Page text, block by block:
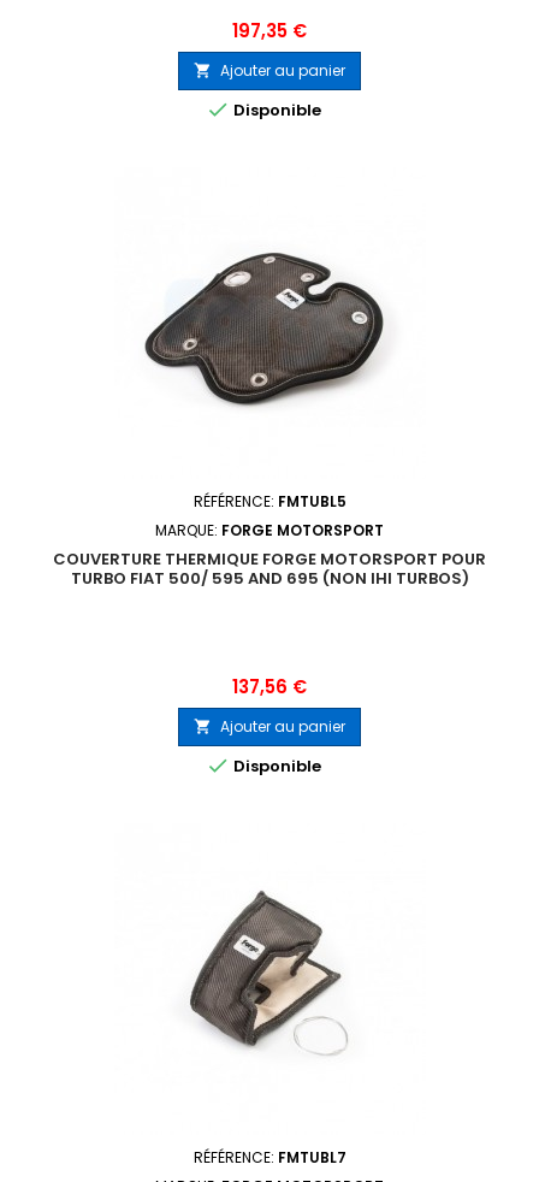
Prix
197,35 €
 Ajouter au panier
 Disponible
RÉFÉRENCE: FMTUBL5
MARQUE: FORGE MOTORSPORT
COUVERTURE THERMIQUE FORGE MOTORSPORT POUR
TURBO FIAT 500/ 595 AND 695 (NON IHI TURBOS)
Prix
137,56 €
 Ajouter au panier
 Disponible
RÉFÉRENCE: FMTUBL7